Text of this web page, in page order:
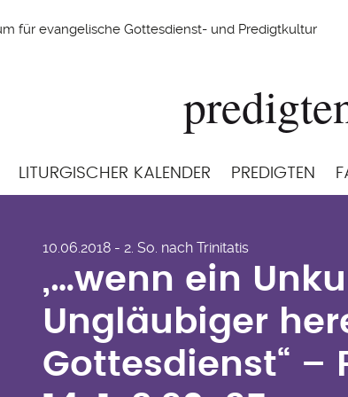
für evangelische Gottesdienst- und Predigtkultur
LITURGISCHER KALENDER PREDIGTEN
herein käme in
Predigt zu 1.
Christoph
10.06.2018 - 2. So. nach Trinitatis
„…wenn ein
Ungläubiger
Gottesdienst“ –